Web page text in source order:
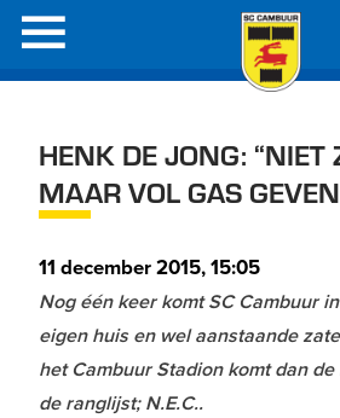
HENK DE JONG: “NIET
MAAR VOL GAS
11 december 2015, 15:05
Nog één keer komt SC Cambuur
eigen huis en wel aanstaande
het Cambuur Stadion komt dan
de ranglijst; N.E.C..